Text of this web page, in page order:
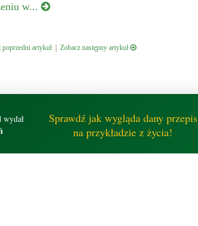
w...
artykuł| Zobacz następny artykuł
Sprawdź jak wygląda dany przepis
na przykładzie z życia!